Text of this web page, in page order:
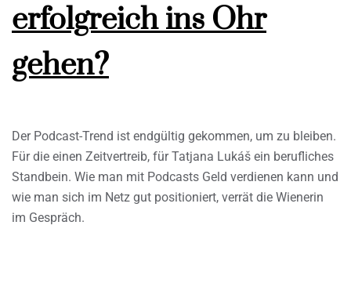
erfolgreich ins Ohr
gehen?
Der Podcast-Trend ist endgültig gekommen, um zu bleiben.
Für die einen Zeitvertreib, für Tatjana Lukáš ein berufliches
Standbein. Wie man mit Podcasts Geld verdienen kann und
wie man sich im Netz gut positioniert, verrät die Wienerin
im Gespräch.